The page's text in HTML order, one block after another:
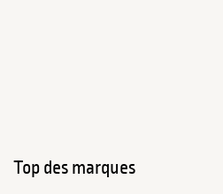
Top des marques